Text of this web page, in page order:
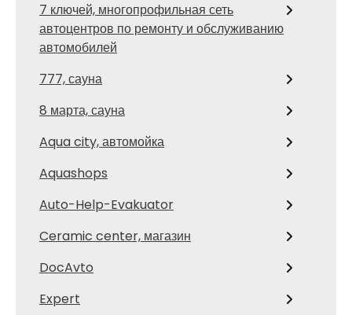
7 ключей, многопрофильная сеть
автоцентров по ремонту и обслуживанию
автомобилей
777, сауна
8 марта, сауна
Aqua city, автомойка
Aquashops
Auto-Help-Evakuator
Ceramic center, магазин
DocAvto
Expert